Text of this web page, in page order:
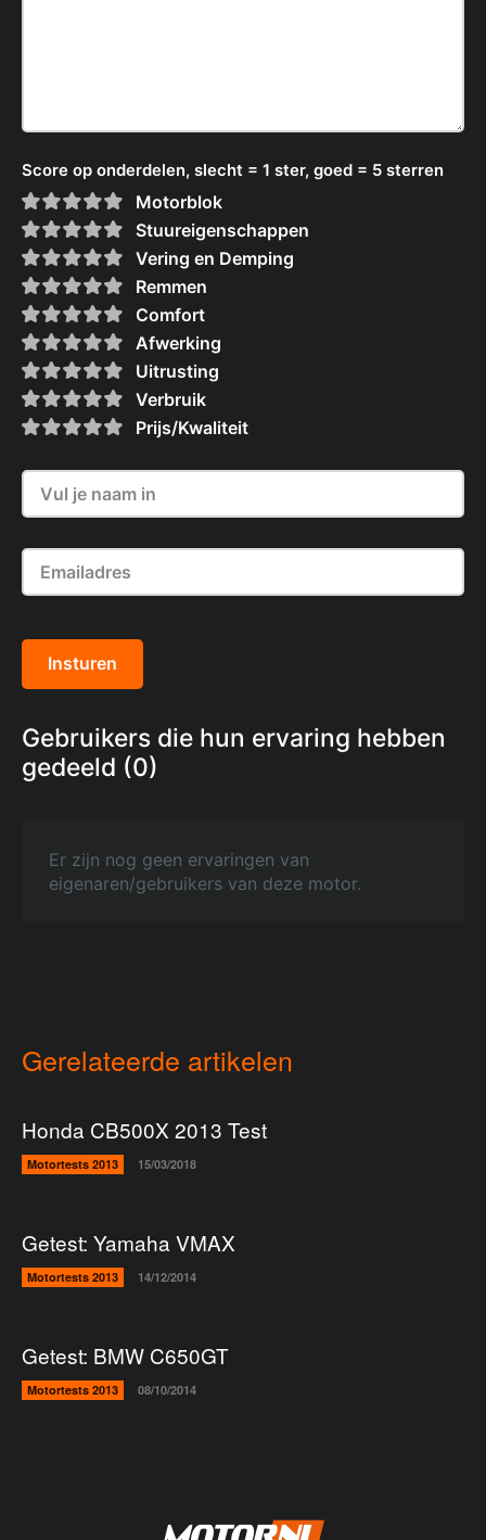
Score op onderdelen, slecht = 1 ster, goed = 5 sterren
Motorblok
Stuureigenschappen
Vering en Demping
Remmen
Comfort
Afwerking
Uitrusting
Verbruik
Prijs/Kwaliteit
Insturen
Gebruikers die hun ervaring hebben
gedeeld (0)
Er zijn nog geen ervaringen van
eigenaren/gebruikers van deze motor.
Gerelateerde artikelen
Honda CB500X 2013 Test
Motortests 2013 15/03/2018
Getest: Yamaha VMAX
Motortests 2013 14/12/2014
Getest: BMW C650GT
Motortests 2013 08/10/2014